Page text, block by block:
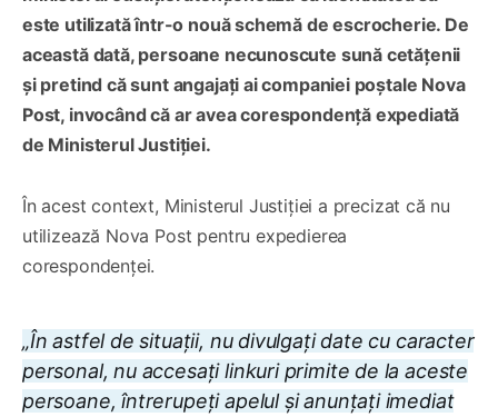
este utilizată într-o nouă schemă de escrocherie. De
această dată, persoane necunoscute sună cetățenii
și pretind că sunt angajați ai companiei poștale Nova
Post, invocând că ar avea corespondență expediată
de Ministerul Justiției.
În acest context, Ministerul Justiției a precizat că nu
utilizează Nova Post pentru expedierea
corespondenței.
„În astfel de situații, nu divulgați date cu caracter
personal, nu accesați linkuri primite de la aceste
persoane, întrerupeți apelul și anunțați imediat